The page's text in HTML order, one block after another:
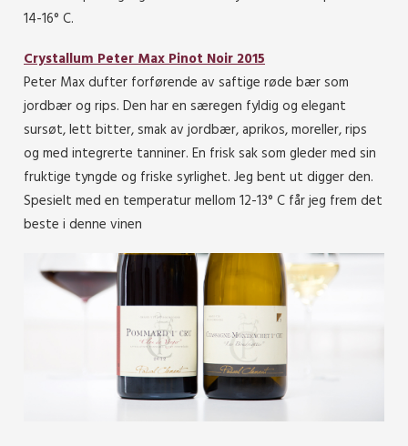
14-16° C.
Crystallum Peter Max Pinot Noir 2015
Peter Max dufter forførende av saftige røde bær som
jordbær og rips. Den har en særegen fyldig og elegant
sursøt, lett bitter, smak av jordbær, aprikos, moreller, rips
og med integrerte tanniner. En frisk sak som gleder med sin
fruktige tyngde og friske syrlighet. Jeg bent ut digger den.
Spesielt med en temperatur mellom 12-13° C får jeg frem det
beste i denne vinen